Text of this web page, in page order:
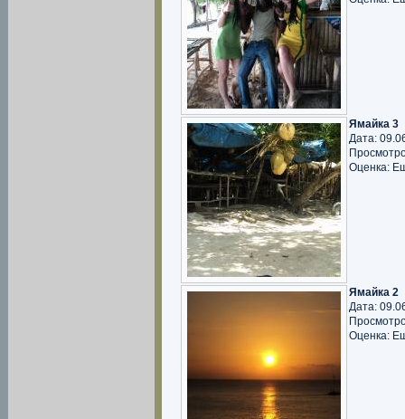
Ямайка 3
Дата:
Оценка:
Ямайка 2
Дата:
Оценка: